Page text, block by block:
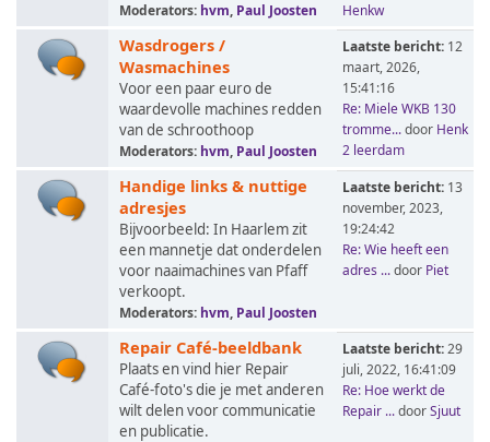
Moderators: hvm, Paul Joosten
Henkw
Wasdrogers /
Wasmachines
Voor een paar euro de
waardevolle machines redden
van de schroothoop
Moderators: hvm, Paul Joosten
Laatste bericht: 12
maart, 2026,
15:41:16
Re: Miele WKB 130
tromme...door Henk
2 leerdam
Handige links & nuttige
adresjes
Bijvoorbeeld: In Haarlem zit
een mannetje dat onderdelen
voor naaimachines van Pfaff
verkoopt.
Moderators: hvm, Paul Joosten
Laatste bericht: 13
november, 2023,
19:24:42
Re: Wie heeft een
adres ...door Piet
Repair Café-beeldbank
Plaats en vind hier Repair
Café-foto's die je met anderen
wilt delen voor communicatie
en publicatie.
Laatste bericht:29
juli, 2022, 16:41:09
Re: Hoe werkt de
Repair ...doorSjuut